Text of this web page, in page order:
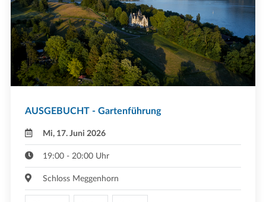
AUSGEBUCHT - Gartenführung
Mi, 17. Juni 2026
19:00 - 20:00 Uhr
Schloss Meggenhorn